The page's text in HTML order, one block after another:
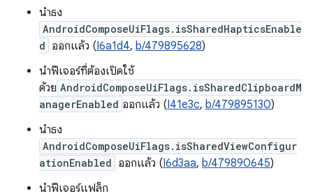
นำธง
AndroidComposeUiFlags.isSharedHapticsEnable
d ออกแล้ว (I6a1d4, b/479895628)
นำฟีเจอร์ที่ต้องเปิดใช้
ด้วย AndroidComposeUiFlags.isSharedClipboardM
anagerEnabled ออกแล้ว (I41e3c, b/479895130)
นำธง
AndroidComposeUiFlags.isSharedViewConfigur
ationEnabled ออกแล้ว (I6d3aa, b/479890645)
นำฟีเจอร์แฟล็ก